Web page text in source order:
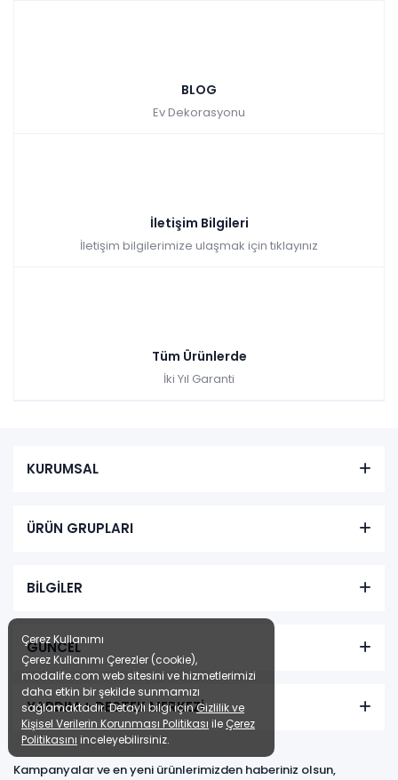
9 ay
taksit
45.990,00 TL
farksız
Bendis Komodin
BLOG
Ev Dekorasyonu
İletişim Bilgileri
İletişim bilgilerimize ulaşmak için tıklayınız
Tüm Ürünlerde
İki Yıl Garanti
KURUMSAL
ÜRÜN GRUPLARI
BİLGİLER
GÜNCEL
YARDIM + DESTEK MERKEZİ
Kampanyalar ve en yeni ürünlerimizden haberiniz olsun,
Çerez Kullanımı
Çerez Kullanımı Çerezler (cookie),
modalife.com web sitesini ve hizmetlerimizi
daha etkin bir şekilde sunmamızı
sağlamaktadır. Detaylı bilgi içinGizlilik ve
Kişisel Verilerin Korunması Politikası ile Çerez
Politikasını inceleyebilirsiniz.